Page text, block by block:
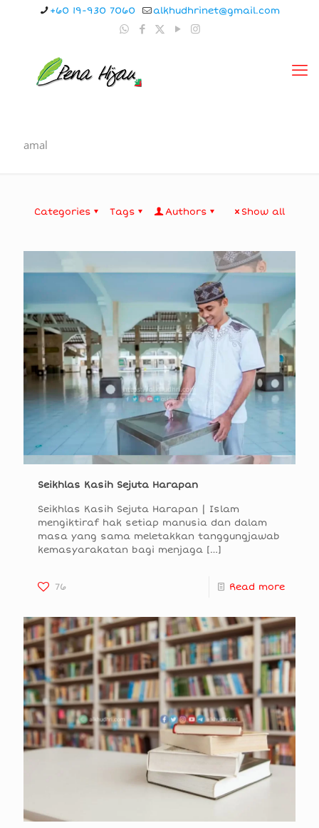
+60 19-930 7060 alkhudhrinet@gmail.com
amal
Categories Tags Authors Show all
Seikhlas Kasih Sejuta Harapan
Seikhlas Kasih Sejuta Harapan | Islam
mengiktiraf hak setiap manusia dan dalam
masa yang sama meletakkan tanggungjawab
kemasyarakatan bagi menjaga […]
76 Read more